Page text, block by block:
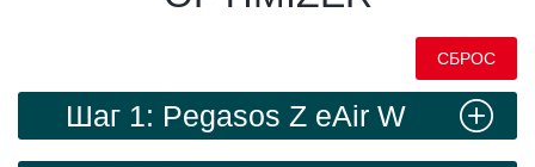
СБРОС
Шаг 1: Pegasos Z eAir W